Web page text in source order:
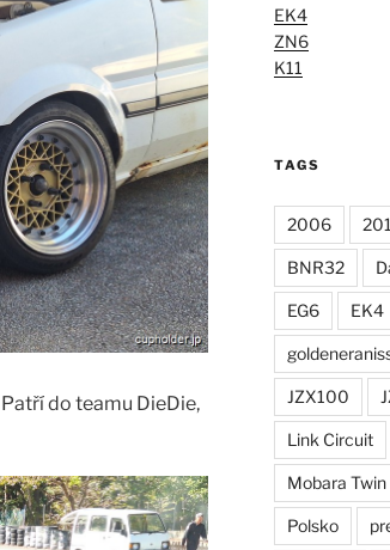
do teamu DieDie,
EK4
ZN6
K11
TAGS
2006
BNR32
EG6 EK4
JZX100
Link Circuit
Mobara Twin
Polsko